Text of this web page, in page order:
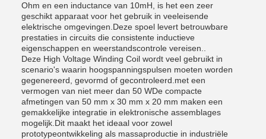
Ohm en een inductance van 10mH, is het een zeer
geschikt apparaat voor het gebruik in veeleisende
elektrische omgevingen.Deze spoel levert betrouwbare
prestaties in circuits die consistente inductieve
eigenschappen en weerstandscontrole vereisen..
Deze High Voltage Winding Coil wordt veel gebruikt in
scenario's waarin hoogspanningspulsen moeten worden
gegenereerd, gevormd of gecontroleerd.met een
vermogen van niet meer dan 50 WDe compacte
afmetingen van 50 mm x 30 mm x 20 mm maken een
gemakkelijke integratie in elektronische assemblages
mogelijk.Dit maakt het ideaal voor zowel
prototypeontwikkeling als massaproductie in industriële